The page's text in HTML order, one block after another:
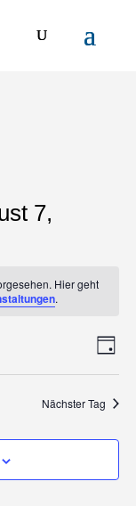
7,
Hier geht
.
Tag
Nächster Tag